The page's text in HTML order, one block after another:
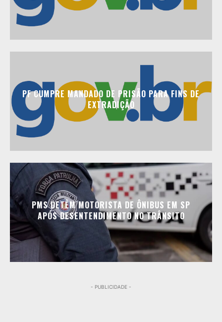
PF CUMPRE MANDADO DE PRISÃO PARA FINS DE
EXTRADIÇÃO
PMS DETÊM MOTORISTA DE ÔNIBUS EM SP
APÓS DESENTENDIMENTO NO TRÂNSITO
- PUBLICIDADE -